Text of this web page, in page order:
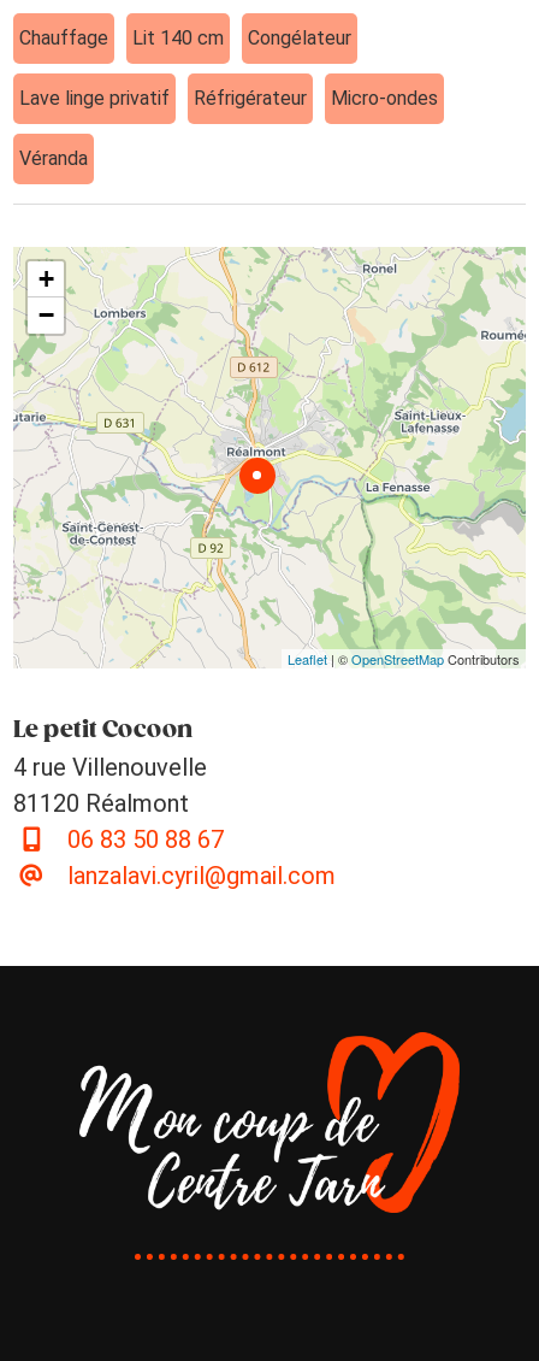
Chauffage Lit 140 cm Congélateur
Lave linge privatif Réfrigérateur Micro-ondes
Véranda
+
−
Leaflet| ©OpenStreetMapContributors
Le petit Cocoon
4 rue Villenouvelle
81120 Réalmont
06 83 50 88 67
lanzalavi.cyril@gmail.com